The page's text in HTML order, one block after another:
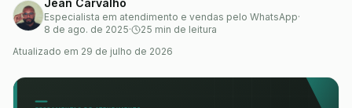
Jean Carvalho
Especialista em atendimento e vendas pelo WhatsApp·
8 de ago. de 2025·
25 min de leitura
Atualizado em 29 de julho de 2026